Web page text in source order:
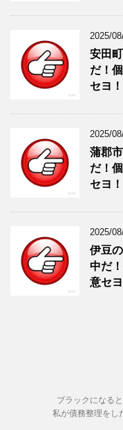
2025/
安田
だ！
セヨ！
2025/
蒲郡
だ！
セヨ！
2025/
伊豆
中だ
意セヨ
ブラックになる
私が債務整理をし